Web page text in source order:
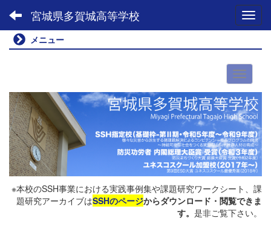
宮城県多賀城高等学校
メニュー
※本校のSSH事業における実践事例集や課題研究ワークシート、課
題研究アーカイブはSSHのページからダウンロード・閲覧できま
す。 是非ご覧下さい。